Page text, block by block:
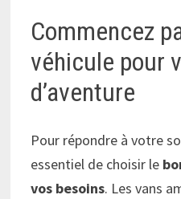
Commencez
véhicule pour
d’aventure
Pour répondre à votre
essentiel de choisir le
vos besoins. Les vans